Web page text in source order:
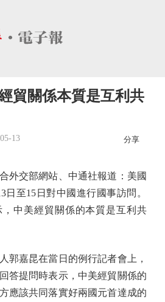
貿關係本質是互利共
13 分享
交部網站、中通社報道：美國
日至15日對中國進行國事訪問。
，中美經貿關係的本質是互利共
嘉昆在當日的例行記者會上，
答提問時表示，中美經貿關係的
應該共同落實好兩國元首達成的